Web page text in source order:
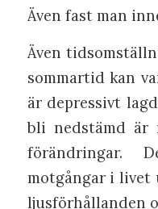
Även fast man
Även
sommartid kan
är depressivt
bli nedstämd är
förändringar.
motgångar i livet
ljusförhållanden